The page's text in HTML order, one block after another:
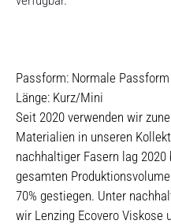
Passform: Normale Passform
Länge: Kurz/Mini
Seit 2020 verwenden wir
Materialien in unseren
nachhaltiger Fasern lag 2020
gesamten
70% gestiegen. Unter
wir Lenzing Ecovero Viskose